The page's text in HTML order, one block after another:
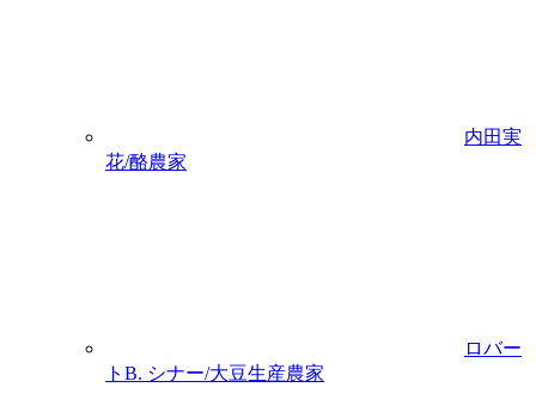
内田実
花/酪農家
ロバー
トB. シナー/大豆生産農家